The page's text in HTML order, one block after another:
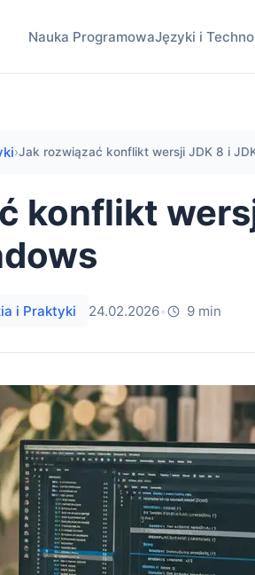
Nauka ProgramowaJęzyki i
›Jak rozwiązać konflikt wersji JDK 8 i
konflikt
i Praktyki 24.02.2026• 9 min